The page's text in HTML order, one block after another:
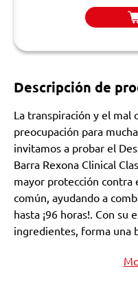
Descripción de
La transpiración y el mal
preocupación para
invitamos a probar el
Barra Rexona Clinical
mayor protección contra
común, ayudando a
hasta ¡96 horas!. Con su
ingredientes, forma una